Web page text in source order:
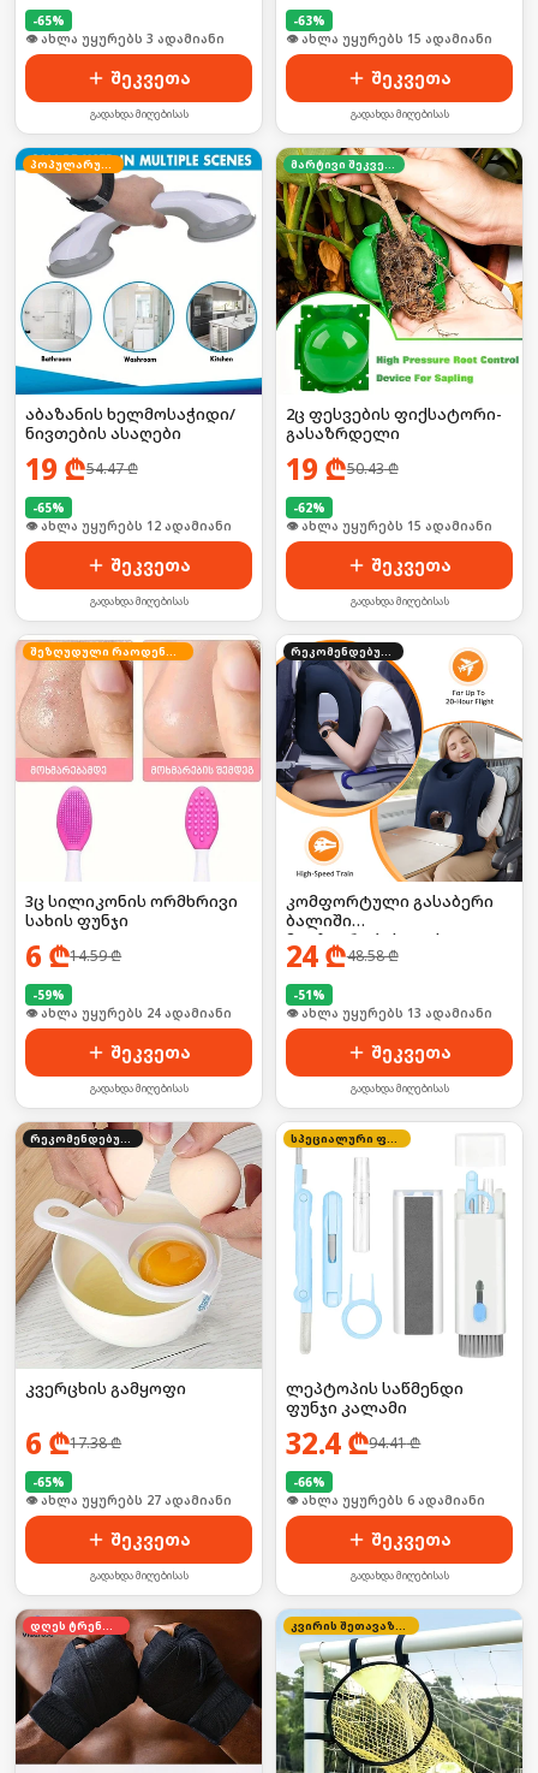
-65%
🛒 ბოლო 24სთ-ში იყიდა 4-მა
შეკვეთა
გადახდა მიღებისას
-63%
🛒 ბოლო 24სთ-ში იყიდა 25-მა
შეკვეთა
გადახდა მიღებისას
პოპულარული
აბაზანის ხელმოსაჭიდი/
ნივთების ასაღები
19 ₾54.47₾
-65%
🛒 ბოლო 24სთ-ში იყიდა 15-მა
შეკვეთა
გადახდა მიღებისას
მარტივი შეკვეთა
2ც ფესვების ფიქსატორი-
გასაზრდელი
19 ₾50.43₾
-62%
🛒 ბოლო 24სთ-ში იყიდა 23-მა
შეკვეთა
გადახდა მიღებისას
შეზღუდული რაოდენობა
3ც სილიკონის ორმხრივი
სახის ფუნჯი
6 ₾14.59₾
-59%
🛒 ბოლო 24სთ-ში იყიდა 32-მა
შეკვეთა
გადახდა მიღებისას
რეკომენდებული
კომფორტული გასაბერი
ბალიში
მოგზაურობისთვის
24₾48.58₾
-51%
🛒 ბოლო 24სთ-ში იყიდა 19-მა
შეკვეთა
გადახდა მიღებისას
რეკომენდებული
კვერცხის გამყოფი
6 ₾17.38₾
-65%
🛒 ბოლო 24სთ-ში იყიდა 42-მა
შეკვეთა
გადახდა მიღებისას
სპეციალური ფასი
ლეპტოპის საწმენდი
ფუნჯი კალამი
32.4₾94.41₾
-66%
🛒 ბოლო 24სთ-ში იყიდა 6-მა
შეკვეთა
გადახდა მიღებისას
დღეს ტრენდში კვირის შეთავაზება